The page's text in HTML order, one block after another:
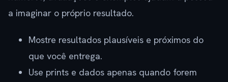
a imaginar o próprio resultado.
Mostre resultados plausíveis e próximos do
que você entrega.
Use prints e dados apenas quando forem